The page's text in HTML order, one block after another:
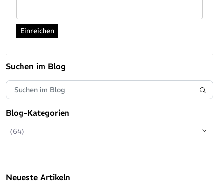
Suchen im Blog
Blog-Kategorien
(64)
Neueste Artikeln